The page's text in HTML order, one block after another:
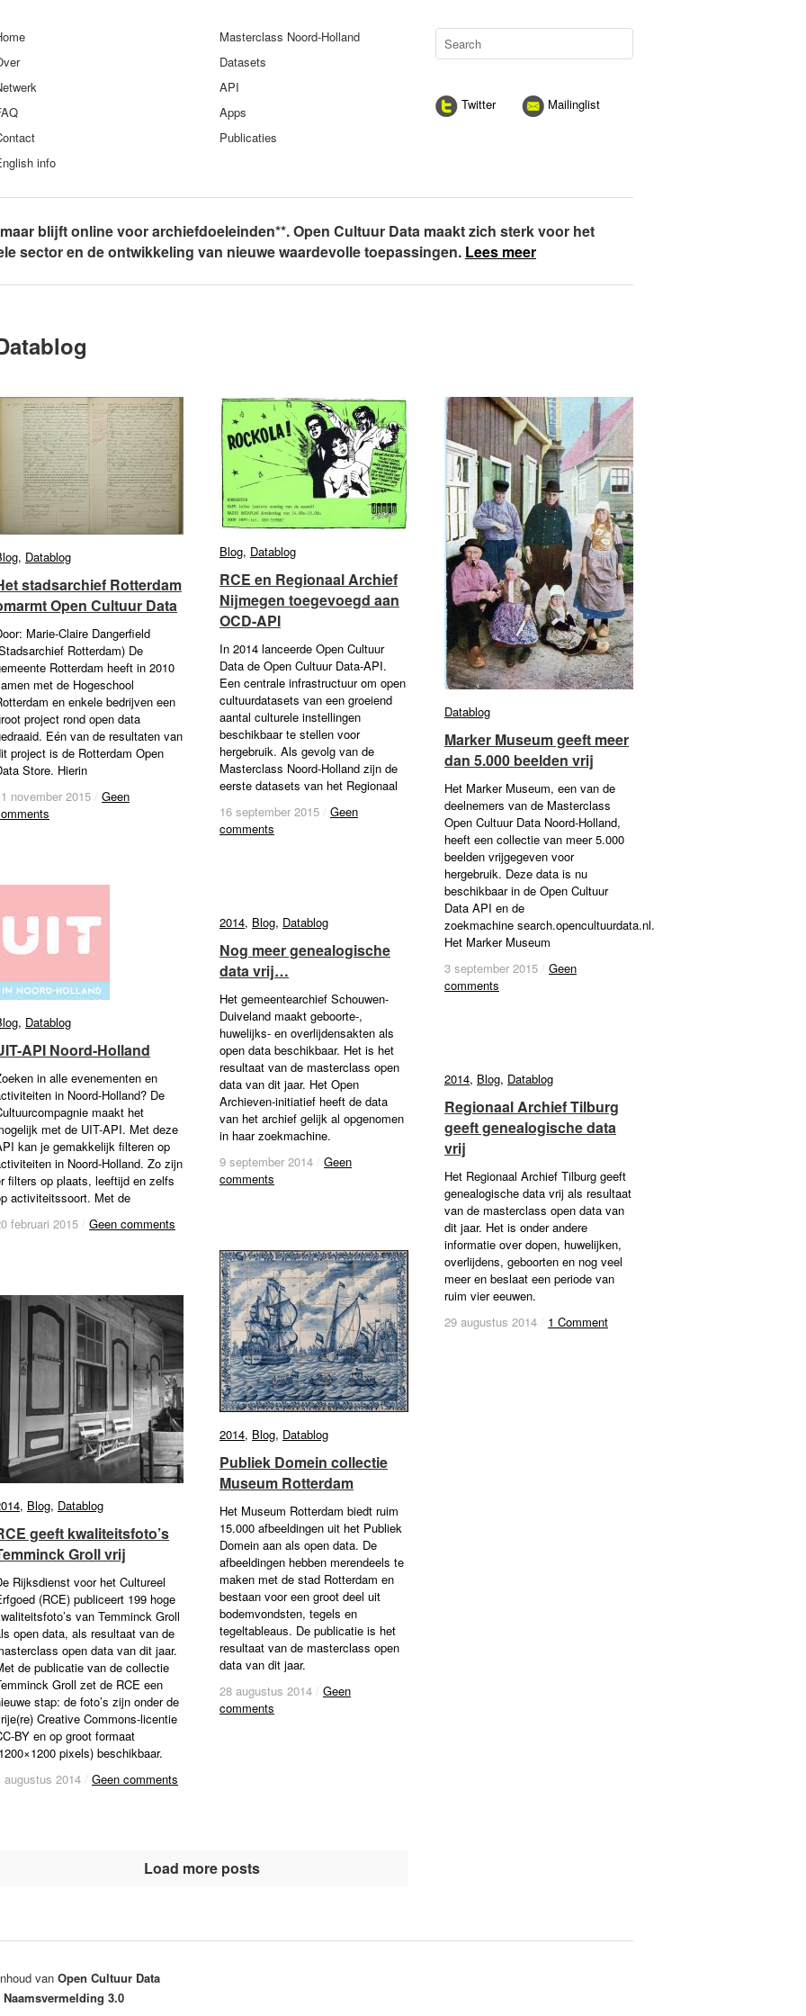
info
Masterclass Noord-Holland
Datasets
API
Apps
Publicaties
Twitter Mailinglist
blijft online voor archiefdoeleinden**. Open Cultuur Data maakt zich sterk voor het
sector en de ontwikkeling van nieuwe waardevolle toepassingen. Lees meer
, Datablog
stadsarchief Rotterdam
Open Cultuur Data
Marie-Claire Dangerfield
Rotterdam) De
Rotterdam heeft in 2010
met de Hogeschool
en enkele bedrijven een
project rond open data
Eén van de resultaten van
project is de Rotterdam Open
Store. Hierin
november 2015 / Geen
Datablog
stadsarchief Rotterdam
Open Cultuur Data
november 2015 / Geen
Blog, Datablog
RCE en Regionaal Archief
Nijmegen toegevoegd aan
OCD-API
In 2014 lanceerde Open Cultuur
Data de Open Cultuur Data-API.
Een centrale infrastructuur om open
cultuurdatasets van een groeiend
aantal culturele instellingen
beschikbaar te stellen voor
hergebruik. Als gevolg van de
Masterclass Noord-Holland zijn de
eerste datasets van het Regionaal
16 september 2015 / Geen
comments
Blog Datablog
RCE en Regionaal Archief
Nijmegen toegevoegd aan
OCD-API
16 september 2015 / Geen
comments
Datablog
Marker Museum geeft meer
dan 5.000 beelden vrij
Het Marker Museum, een van de
deelnemers van de Masterclass
Open Cultuur Data Noord-Holland,
heeft een collectie van meer 5.000
beelden vrijgegeven voor
hergebruik. Deze data is nu
beschikbaar in de Open Cultuur
Data API en de
zoekmachine search.opencultuurdata.nl.
Het Marker Museum
3 september 2015 / Geen
comments
Datablog
Marker Museum geeft meer
dan 5.000 beelden vrij
3 september 2015 / Geen comments
, Datablog
API Noord-Holland
in alle evenementen en
in Noord-Holland? De
maakt het
met de UIT-API. Met deze
kan je gemakkelijk filteren op
in Noord-Holland. Zo zijn
filters op plaats, leeftijd en zelfs
activiteitssoort. Met de
februari 2015 / Geen comments
Datablog
API Noord-Holland
februari 2015 / Geen comments
2014, Blog, Datablog
Nog meer genealogische
data vrij…
Het gemeentearchief Schouwen-
Duiveland maakt geboorte-,
huwelijks- en overlijdensakten als
open data beschikbaar. Het is het
resultaat van de masterclass open
data van dit jaar. Het Open
Archieven-initiatief heeft de data
van het archief gelijk al opgenomen
in haar zoekmachine.
9 september 2014 / Geen
comments
2014 Blog Datablog
Nog meer genealogische
data vrij…
9 september 2014 / Geen
comments
2014, Blog, Datablog
Regionaal Archief Tilburg
geeft genealogische data
vrij
Het Regionaal Archief Tilburg geeft
genealogische data vrij als resultaat
van de masterclass open data van
dit jaar. Het is onder andere
informatie over dopen, huwelijken,
overlijdens, geboorten en nog veel
meer en beslaat een periode van
ruim vier eeuwen.
29 augustus 2014 / 1 Comment
2014 Blog Datablog
Regionaal Archief Tilburg
geeft genealogische data
vrij
29 augustus 2014 / 1 Comment
2014, Blog, Datablog
Publiek Domein collectie
Museum Rotterdam
Het Museum Rotterdam biedt ruim
15.000 afbeeldingen uit het Publiek
Domein aan als open data. De
afbeeldingen hebben merendeels te
maken met de stad Rotterdam en
bestaan voor een groot deel uit
bodemvondsten, tegels en
tegeltableaus. De publicatie is het
resultaat van de masterclass open
data van dit jaar.
28 augustus 2014 / Geen
comments
2014 Blog Datablog
Publiek Domein collectie
Museum Rotterdam
28 augustus 2014 / Geen
comments
, Blog, Datablog
geeft kwaliteitsfoto’s
Groll vrij
Rijksdienst voor het Cultureel
(RCE) publiceert 199 hoge
van Temminck Groll
open data, als resultaat van de
open data van dit jaar.
de publicatie van de collectie
Groll zet de RCE een
stap: de foto’s zijn onder de
Creative Commons-licentie
BY en op groot formaat
pixels) beschikbaar.
augustus 2014 / Geen comments
Blog Datablog
geeft kwaliteitsfoto’s
Groll vrij
augustus 2014 / Geen comments
Load more posts
van Open Cultuur Data
3.0